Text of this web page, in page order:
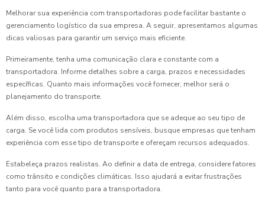
Melhorar sua experiência com transportadoras pode facilitar bastante o
gerenciamento logístico da sua empresa. A seguir, apresentamos algumas
dicas valiosas para garantir um serviço mais eficiente.
Primeiramente, tenha uma comunicação clara e constante com a
transportadora. Informe detalhes sobre a carga, prazos e necessidades
específicas. Quanto mais informações você fornecer, melhor será o
planejamento do transporte.
Além disso, escolha uma transportadora que se adeque ao seu tipo de
carga. Se você lida com produtos sensíveis, busque empresas que tenham
experiência com esse tipo de transporte e ofereçam recursos adequados.
Estabeleça prazos realistas. Ao definir a data de entrega, considere fatores
como trânsito e condições climáticas. Isso ajudará a evitar frustrações
tanto para você quanto para a transportadora.